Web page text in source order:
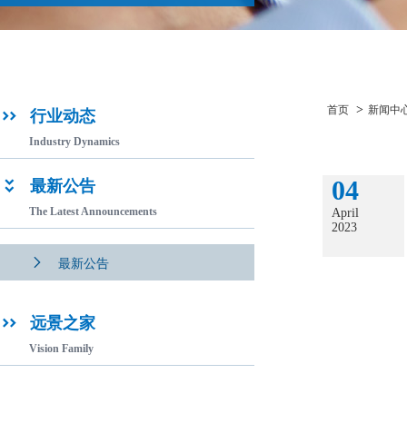
 行业动态
Industry Dynamics
 最新公告
The Latest Announcements
 最新公告
 远景之家
Vision Family
首页 > 新闻中
04
April
2023